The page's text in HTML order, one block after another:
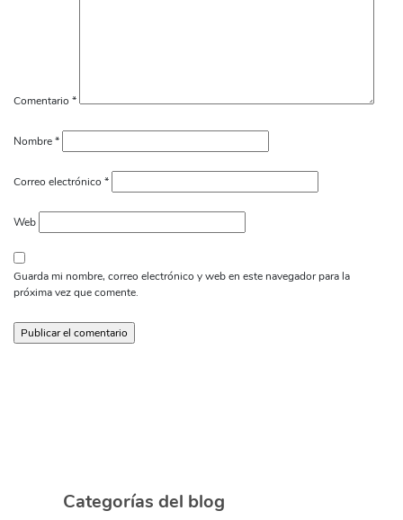
Comentario *
Nombre*
Correo electrónico *
Web
Guarda mi nombre, correo electrónico y web en este navegador para la
próxima vez que comente.
Categorías del blog